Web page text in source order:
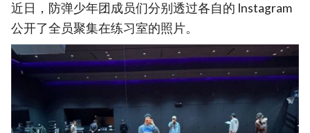
近日，防弹少年团成员们分别透过各自的 Instagram
公开了全员聚集在练习室的照片。